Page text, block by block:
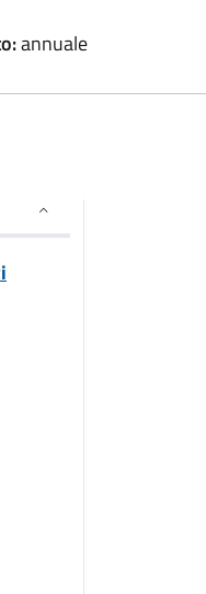
annuale